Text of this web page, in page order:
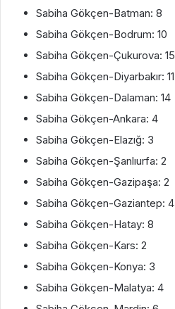
Sabiha Gökçen-Batman: 8
Sabiha Gökçen-Bodrum: 10
Sabiha Gökçen-Çukurova: 15
Sabiha Gökçen-Diyarbakır: 11
Sabiha Gökçen-Dalaman: 14
Sabiha Gökçen-Ankara: 4
Sabiha Gökçen-Elazığ: 3
Sabiha Gökçen-Şanlıurfa: 2
Sabiha Gökçen-Gazipaşa: 2
Sabiha Gökçen-Gaziantep: 4
Sabiha Gökçen-Hatay: 8
Sabiha Gökçen-Kars: 2
Sabiha Gökçen-Konya: 3
Sabiha Gökçen-Malatya: 4